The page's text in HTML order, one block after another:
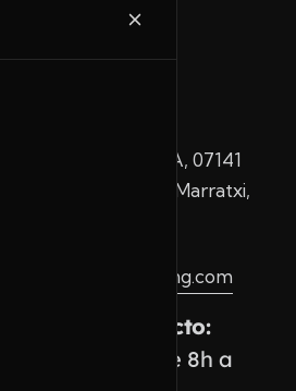
Carrer Conradors, 10A, 07141
Poligono Industrial de Marratxi,
contacto@artextrading.com
Horario de contacto:
Lunes a Jueves de 8h a